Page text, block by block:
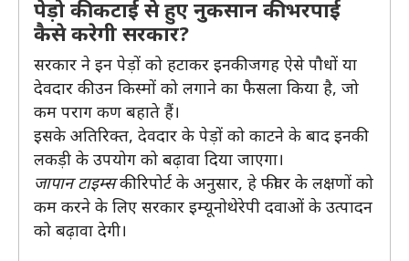
पेड़ो की कटाई से हुए नुकसान की भरपाई
कैसे करेगी सरकार?
सरकार ने इन पेड़ों को हटाकर इनकी जगह ऐसे पौधों या
देवदार की उन किस्मों को लगाने का फैसला किया है, जो
कम पराग कण बहाते हैं।
इसके अतिरिक्त, देवदार के पेड़ों को काटने के बाद इनकी
लकड़ी के उपयोग को बढ़ावा दिया जाएगा।
जापान टाइम्सकी रिपोर्ट के अनुसार, हे फीवर के लक्षणों को
कम करने के लिए सरकार इम्यूनोथेरेपी दवाओं के उत्पादन
को बढ़ावा देगी।